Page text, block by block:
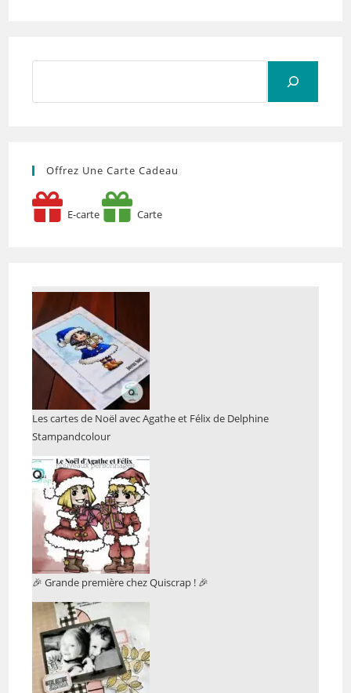
Offrez Une Carte Cadeau
E-carte Carte
Les cartes de Noël avec Agathe et Félix de Delphine
Stampandcolour
🎉 Grande première chez Quiscrap ! 🎉